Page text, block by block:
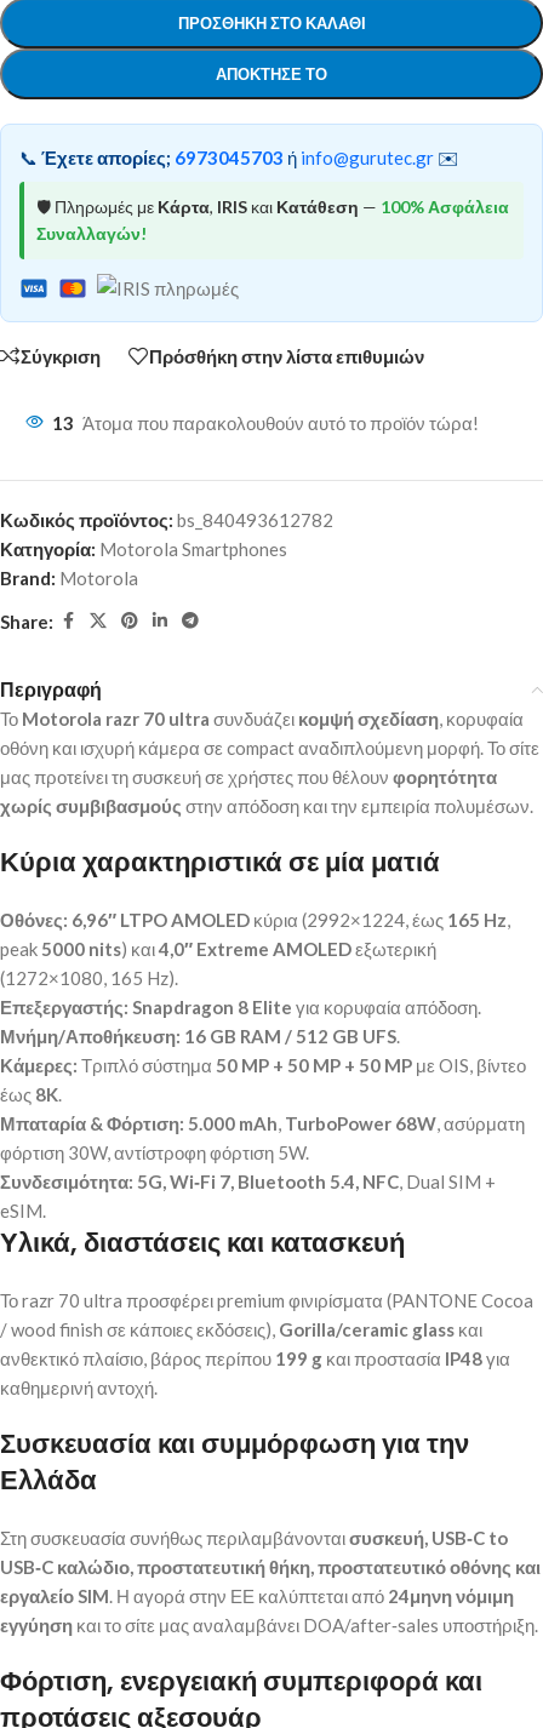
ΠΡΟΣΘΉΚΗ ΣΤΟ ΚΑΛΆΘΙ
ΑΠΌΚΤΗΣΕ ΤΟ
📞 Έχετε απορίες; 6973045703 ή info@gurutec.gr ✉️
🛡️ Πληρωμές με Κάρτα, IRIS και Κατάθεση — 100% Ασφάλεια
Συναλλαγών!
Σύγκριση Πρόσθήκη στην λίστα επιθυμιών
13 Άτομα που παρακολουθούν αυτό το προϊόν τώρα!
Κωδικός προϊόντος: bs_840493612782
Κατηγορία: Motorola Smartphones
Brand: Motorola
Share:
Περιγραφή
Το Motorola razr 70 ultra συνδυάζει κομψή σχεδίαση, κορυφαία
οθόνη και ισχυρή κάμερα σε compact αναδιπλούμενη μορφή. Το σίτε
μας προτείνει τη συσκευή σε χρήστες που θέλουν φορητότητα
χωρίς συμβιβασμούς στην απόδοση και την εμπειρία πολυμέσων.
Κύρια χαρακτηριστικά σε μία ματιά
Οθόνες: 6,96″ LTPO AMOLED κύρια (2992×1224, έως 165 Hz,
peak 5000 nits) και4,0″ Extreme AMOLEDεξωτερική
(1272×1080, 165 Hz).
Επεξεργαστής: Snapdragon 8 Elite για κορυφαία απόδοση.
Μνήμη/Αποθήκευση: 16 GB RAM / 512 GB UFS.
Κάμερες: Τριπλό σύστημα 50 MP + 50 MP + 50 MP με OIS, βίντεο
έως 8K.
Μπαταρία & Φόρτιση: 5.000 mAh, TurboPower 68W, ασύρματη
φόρτιση 30W, αντίστροφη φόρτιση 5W.
Συνδεσιμότητα: 5G, Wi‑Fi 7, Bluetooth 5.4, NFC, Dual SIM +
eSIM.
Υλικά, διαστάσεις και κατασκευή
Το razr 70 ultra προσφέρει premium φινιρίσματα (PANTONE Cocoa
/ wood finish σε κάποιες εκδόσεις), Gorilla/ceramic glass και
ανθεκτικό πλαίσιο, βάρος περίπου 199 g και προστασία IP48για
καθημερινή αντοχή.
Συσκευασία και συμμόρφωση για την
Ελλάδα
Στη συσκευασία συνήθως περιλαμβάνονταισυσκευή, USB‑C to
USB‑C καλώδιο, προστατευτική θήκη, προστατευτικό οθόνης και
εργαλείο SIM. Η αγορά στην ΕΕ καλύπτεται από 24μηνη νόμιμη
εγγύηση και το σίτε μας αναλαμβάνει DOA/after‑sales υποστήριξη.
Φόρτιση, ενεργειακή συμπεριφορά και
προτάσεις αξεσουάρ